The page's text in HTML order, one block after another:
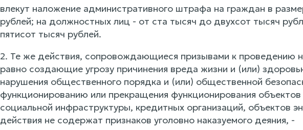
влекут наложение административного штрафа на граждан в
рублей; на должностных лиц - от ста тысяч до двухсот тысяч
пятисот тысяч рублей.
2. Те же действия, сопровождающиеся призывами к проведению
равно создающие угрозу причинения вреда жизни и (или)
нарушения общественного порядка и (или) общественной
функционированию или прекращения функционирования
социальной инфраструктуры, кредитных организаций, объектов
действия не содержат признаков уголовно наказуемого деяния, -